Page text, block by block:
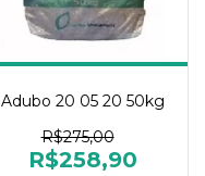
Adubo 20 05 20 50kg
R$275,00
R$258,90